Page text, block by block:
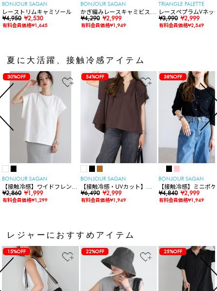
BONJOUR SAGAN
レーストリムキャミソール
¥4,950 ¥2,530
有料会員価格¥1,645
BONJOUR SAGAN
かぎ編みレースキャミビスチ
ェ
¥4,290 ¥2,999
有料会員価格¥1,949
TRIANGLE PALETTE
レースペプラムVネッ
ト
¥3,990 ¥2,999
有料会員価格¥2,549
夏に大活躍、接触冷感アイテム
30%OFF
BONJOUR SAGAN
【接触冷感】ワイドフレンチ
スリーブTシャツ
¥2,860 ¥1,999
有料会員価格¥1,299
54%OFF
BONJOUR SAGAN
【接触冷感・UVカット】シ
ャーリングスキッパートップ
ス
¥6,490 ¥2,999
有料会員価格¥1,949
38%OFF
BONJOUR SAGAN
【接触冷感】ミニポ
袖ニットカーディガン
¥4,840 ¥2,999
有料会員価格¥1,949
レジャーにおすすめアイテム
15%OFF 22%OFF 25%OFF